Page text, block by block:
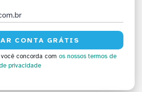
concorda com os nossos termos de
privacidade